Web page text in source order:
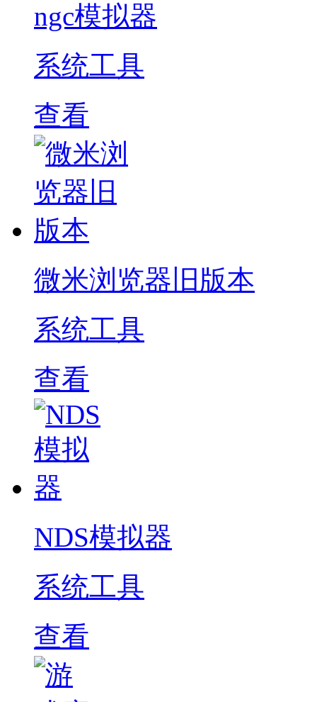
ngc模拟器
系统工具
查看
微米浏览器旧版本
系统工具
查看
NDS模拟器
系统工具
查看